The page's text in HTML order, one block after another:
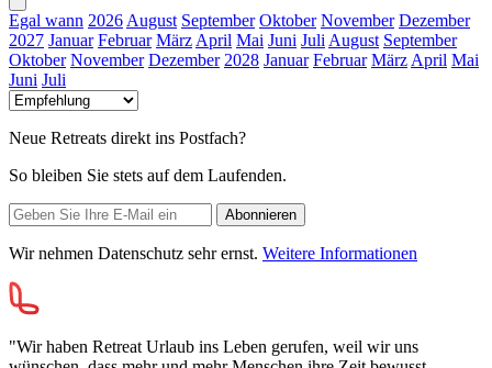
Egal wann 2026 August September Oktober November Dezember
2027 Januar Februar März April Mai Juni Juli August September
Oktober November Dezember 2028 Januar Februar März April Mai
Juni Juli
Neue Retreats direkt ins Postfach?
So bleiben Sie stets auf dem Laufenden.
Wir nehmen Datenschutz sehr ernst. Weitere Informationen
"Wir haben Retreat Urlaub ins Leben gerufen, weil wir uns